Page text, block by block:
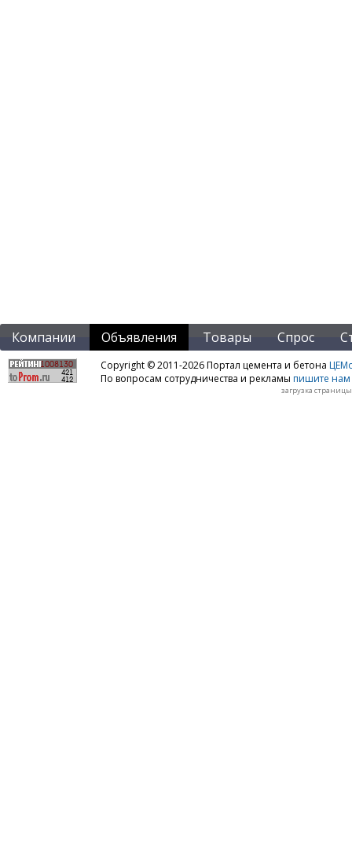
Компании Объявления Товары Спрос
Copyright © 2011-2026 Портал цемента и бетона
По вопросам сотрудничества и рекламы пишите нам
загрузка